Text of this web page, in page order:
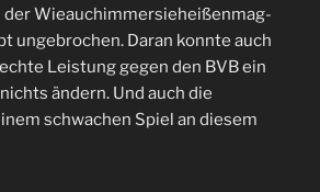
Wieauchimmersieheißenmag-
ungebrochen. Daran konnte auch
Leistung gegen den BVB ein
ändern. Und auch die
schwachen Spiel an diesem